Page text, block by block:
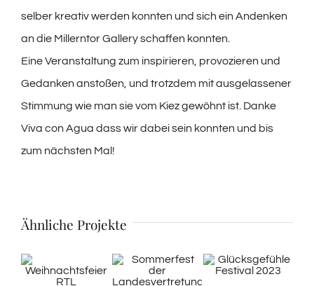
selber kreativ werden konnten und sich ein Andenken
an die Millerntor Gallery schaffen konnten.
Eine Veranstaltung zum inspirieren, provozieren und
Gedanken anstoßen, und trotzdem mit ausgelassener
Stimmung wie man sie vom Kiez gewöhnt ist. Danke
Viva con Agua dass wir dabei sein konnten und bis
zum nächsten Mal!
Ähnliche Projekte